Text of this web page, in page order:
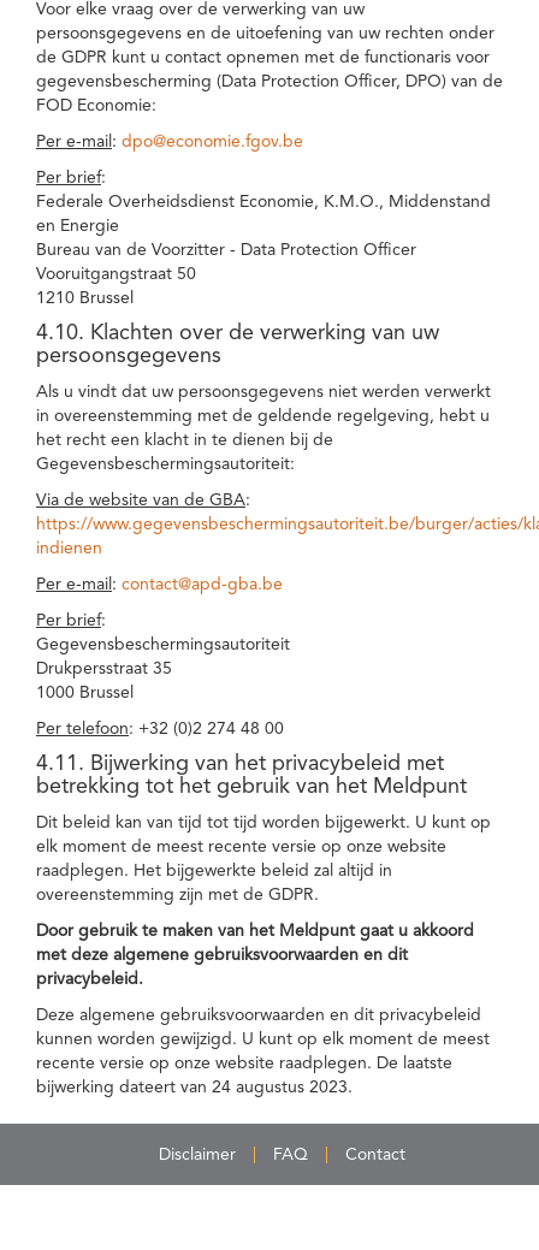
Voor elke vraag over de verwerking van uw
persoonsgegevens en de uitoefening van uw rechten onder
de GDPR kunt u contact opnemen met de functionaris voor
gegevensbescherming (Data Protection Officer, DPO) van de
FOD Economie:
Per e-mail : dpo@economie.fgov.be
Per brief:
Federale Overheidsdienst Economie, K.M.O., Middenstand
en Energie
Bureau van de Voorzitter - Data Protection Officer
Vooruitgangstraat 50
1210 Brussel
4.10. Klachten over de verwerking van uw
persoonsgegevens
Als u vindt dat uw persoonsgegevens niet werden verwerkt
in overeenstemming met de geldende regelgeving, hebt u
het recht een klacht in te dienen bij de
Gegevensbeschermingsautoriteit:
Via de website van de GBA:
https://www.gegevensbeschermingsautoriteit.be/burger/acties/
indienen
Per e-mail : contact@apd-gba.be
Per brief:
Gegevensbeschermingsautoriteit
Drukpersstraat 35
1000 Brussel
Per telefoon: +32 (0)2 274 48 00
4.11. Bijwerking van het privacybeleid met
betrekking tot het gebruik van het Meldpunt
Dit beleid kan van tijd tot tijd worden bijgewerkt. U kunt op
elk moment de meest recente versie op onze website
raadplegen. Het bijgewerkte beleid zal altijd in
overeenstemming zijn met de GDPR.
Door gebruik te maken van het Meldpunt gaat u akkoord
met deze algemene gebruiksvoorwaarden en dit
privacybeleid.
Deze algemene gebruiksvoorwaarden en dit privacybeleid
kunnen worden gewijzigd. U kunt op elk moment de meest
recente versie op onze website raadplegen. De laatste
bijwerking dateert van 24 augustus 2023.
Disclaimer FAQ Contact